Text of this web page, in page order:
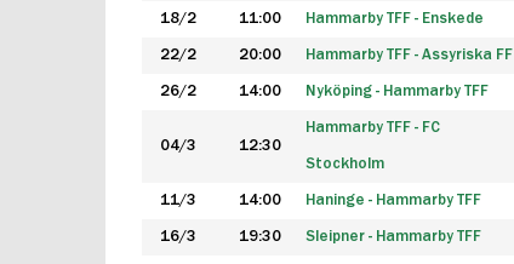
18/2 11:00 Hammarby TFF - Enskede
22/2 20:00 Hammarby TFF - Assyriska FF
26/2 14:00 Nyköping - Hammarby TFF
04/3 12:30
Hammarby TFF - FC
Stockholm
11/3 14:00 Haninge - Hammarby TFF
16/3 19:30 Sleipner - Hammarby TFF